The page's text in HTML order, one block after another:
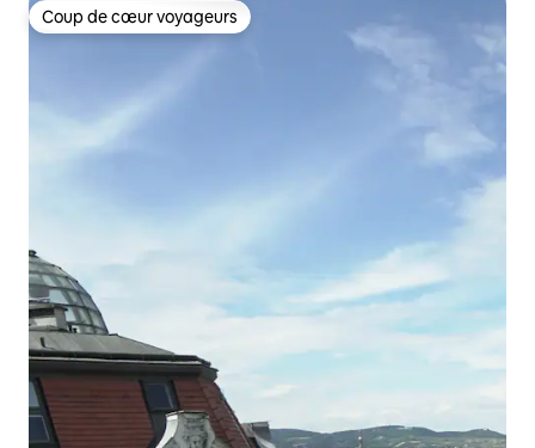
Coup de cœur voyageurs
Coup de cœur voyageurs